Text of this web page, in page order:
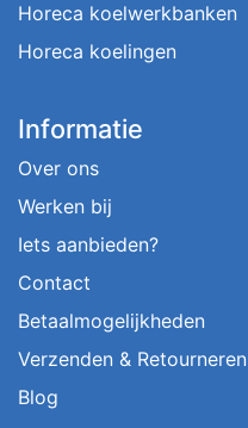
Horeca koelwerkbanken
Horeca koelingen
Informatie
Over ons
Werken bij
Iets aanbieden?
Contact
Betaalmogelijkheden
Verzenden & Retourneren
Blog